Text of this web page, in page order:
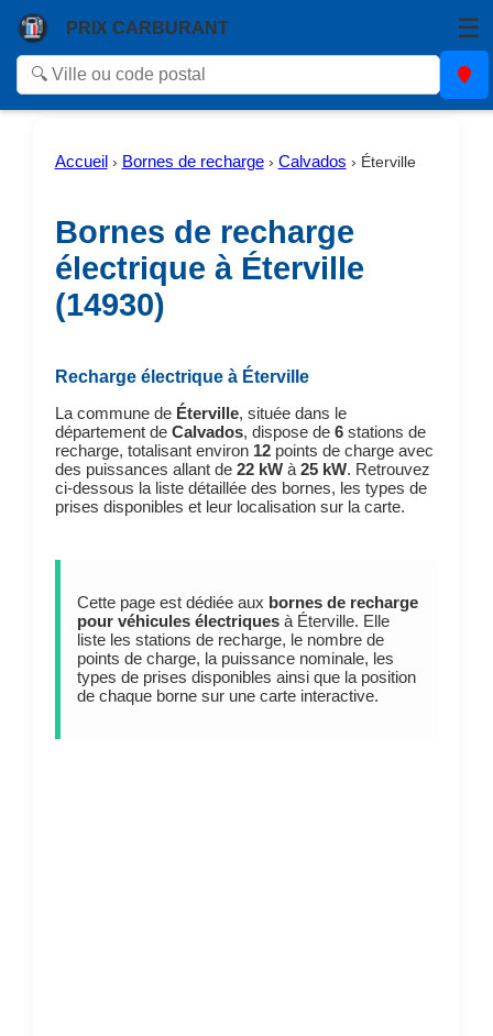
PRIX CARBURANT ☰
Accueil › Bornes de recharge› Calvados › Éterville
Bornes de recharge
électrique à Éterville
(14930)
Recharge électrique à Éterville
La commune de Éterville, située dans le
département de Calvados, dispose de 6stations de
recharge, totalisant environ 12points de charge avec
des puissances allant de 22 kWà 25 kW. Retrouvez
ci-dessous la liste détaillée des bornes, les types de
prises disponibles et leur localisation sur la carte.
Cette page est dédiée aux bornes de recharge
pour véhicules électriquesà Éterville. Elle
liste les stations de recharge, le nombre de
points de charge, la puissance nominale, les
types de prises disponibles ainsi que la position
de chaque borne sur une carte interactive.